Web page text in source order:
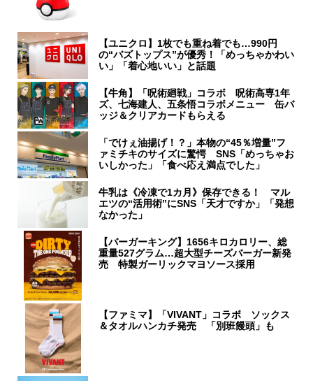
【ユニクロ】1枚でも重ね着でも…990円
の“バズトップス”が優秀！「めっちゃかわい
い」「着心地いい」と話題
【牛角】「呪術廻戦」コラボ 呪術高専1年
ズ、七海建人、五条悟コラボメニュー 缶バ
ッジ＆クリアカードもらえる
「でけぇ油揚げ！？」本物の“45％増量”フ
ァミチキのサイズに驚愕 SNS「めっちゃお
いしかった」「食べ応え満点でした」
牛乳は《冷凍で1カ月》保存できる！ マル
エツの“活用術”にSNS「天才ですか」「発想
なかった」
【バーガーキング】1656キロカロリー、総
重量527グラム…超大型チーズバーガー新発
売 特製ガーリックマヨソース採用
【ファミマ】「VIVANT」コラボ ソックス
＆タオルハンカチ発売 「別班饅頭」も